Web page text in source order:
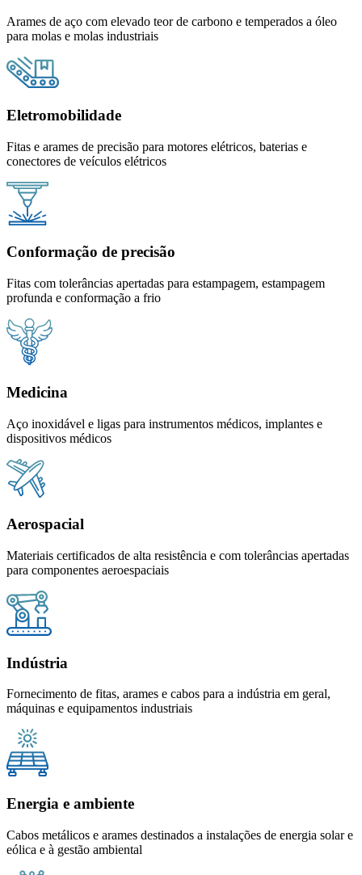
Arames de aço com elevado teor de carbono e temperados a óleo
para molas e molas industriais
Eletromobilidade
Fitas e arames de precisão para motores elétricos, baterias e
conectores de veículos elétricos
Conformação de precisão
Fitas com tolerâncias apertadas para estampagem, estampagem
profunda e conformação a frio
Medicina
Aço inoxidável e ligas para instrumentos médicos, implantes e
dispositivos médicos
Aerospacial
Materiais certificados de alta resistência e com tolerâncias apertadas
para componentes aeroespaciais
Indústria
Fornecimento de fitas, arames e cabos para a indústria em geral,
máquinas e equipamentos industriais
Energia e ambiente
Cabos metálicos e arames destinados a instalações de energia solar e
eólica e à gestão ambiental